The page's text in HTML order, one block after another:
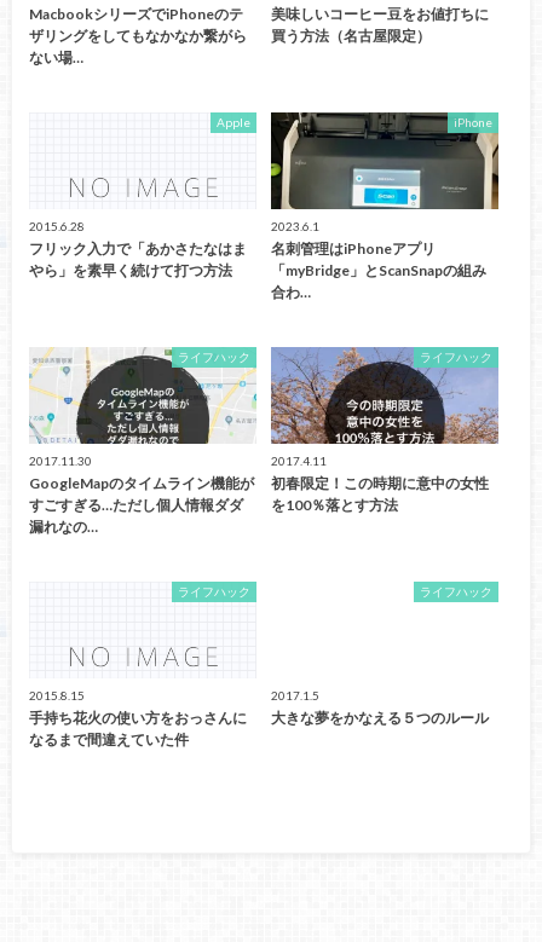
MacbookシリーズでiPhoneのテ
ザリングをしてもなかなか繋がら
ない場…
美味しいコーヒー豆をお値打ちに
買う方法（名古屋限定）
Apple
2015.6.28
フリック入力で「あかさたなはま
やら」を素早く続けて打つ方法
iPhone
2023.6.1
名刺管理はiPhoneアプリ
「myBridge」とScanSnapの組み
合わ…
ライフハック
2017.11.30
GoogleMapのタイムライン機能が
すごすぎる…ただし個人情報ダダ
漏れなの…
ライフハック
2017.4.11
初春限定！この時期に意中の女性
を100％落とす方法
ライフハック
2015.8.15
手持ち花火の使い方をおっさんに
なるまで間違えていた件
ライフハック
2017.1.5
大きな夢をかなえる５つのルール